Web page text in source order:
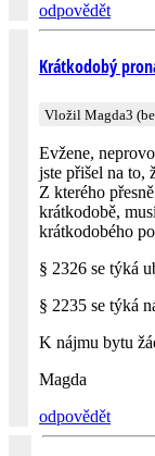
odpovědět
Krátkodobý
Vložil Magda3
Evžene,
jste přišel na to,
Z kterého
krátkodobě,
krátkodobého
§ 2326 se týká
§ 2235 se týká
K nájmu bytu
Magda
odpovědět